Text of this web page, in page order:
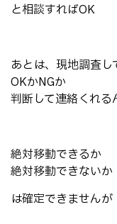
と相談すればOK
あとは、現地調査し
OKかNGか
判断して連絡くれる
絶対移動できるか
絶対移動できないか
は確定できませんが